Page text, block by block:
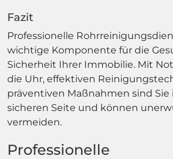
Fazit
Professionelle
wichtige Komponente für die
Sicherheit Ihrer Immobilie. Mit
die Uhr, effektiven
präventiven Maßnahmen sind
sicheren Seite und können
vermeiden.
Professionelle